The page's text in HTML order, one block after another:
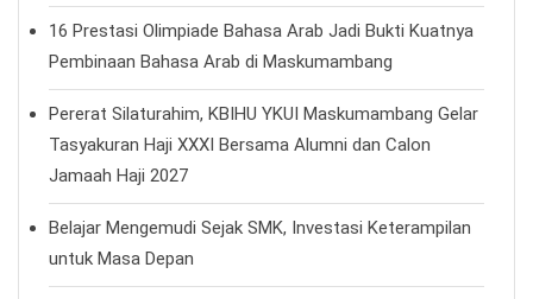
16 Prestasi Olimpiade Bahasa Arab Jadi Bukti Kuatnya
Pembinaan Bahasa Arab di Maskumambang
Pererat Silaturahim, KBIHU YKUI Maskumambang Gelar
Tasyakuran Haji XXXI Bersama Alumni dan Calon
Jamaah Haji 2027
Belajar Mengemudi Sejak SMK, Investasi Keterampilan
untuk Masa Depan